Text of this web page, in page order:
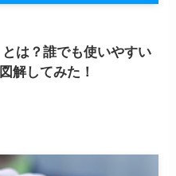
は？誰でも使いやすい
解してみた！